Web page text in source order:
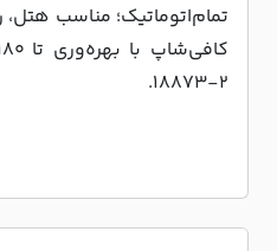
تمام‌اتوماتیک؛ مناسب
18873-2.